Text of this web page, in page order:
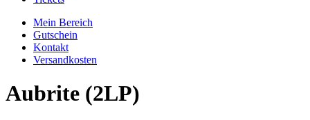
Mein Bereich
Gutschein
Kontakt
Versandkosten
Aubrite (2LP)